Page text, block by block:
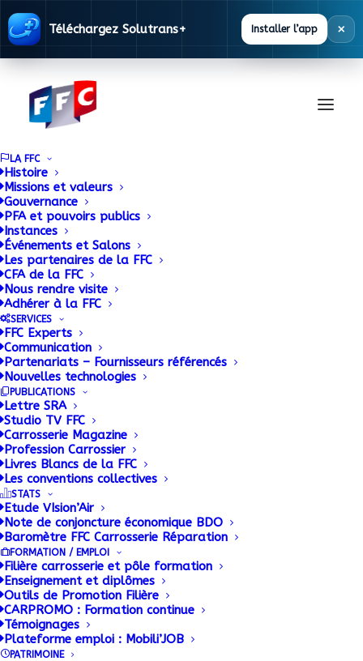
Téléchargez Solutrans+ Installer l’app ×
LA FFC
Histoire
Missions et valeurs
Gouvernance
PFA et pouvoirs publics
Instances
Événements et Salons
Les partenaires de la FFC
CFA de la FFC
Nous rendre visite
Adhérer à la FFC
SERVICES
FFC Experts
Communication
Partenariats – Fournisseurs référencés
Nouvelles technologies
PUBLICATIONS
Lettre SRA
Studio TV FFC
Carrosserie Magazine
Profession Carrossier
Livres Blancs de la FFC
Les conventions collectives
STATS
Etude VIsion’Air
Note de conjoncture économique BDO
Baromètre FFC Carrosserie Réparation
FORMATION / EMPLOI
Filière carrosserie et pôle formation
Enseignement et diplômes
Outils de Promotion Filière
CARPROMO : Formation continue
Témoignages
Plateforme emploi : Mobili’JOB
PATRIMOINE
Renforcement du
contrôle technique :
Renforcement du
contrôle technique :
reporté
16 JANVIER 2019 | BYADMIN
Suite aux déclarations du Premier ministre Edouard
Philippe mardi 4 décembre 2018, un arrêté publié
le 21 décembre dernier est […]